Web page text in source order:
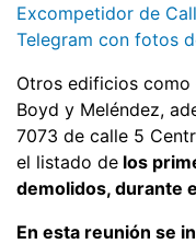
Excompetidor de
Telegram con fotos
Otros edificios como
Boyd y Meléndez,
7073 de calle 5
el listado de los
demolidos, durante
En esta reunión se